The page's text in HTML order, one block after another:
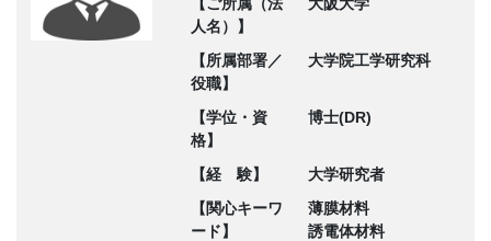
人名）】
【所属部署／
役職】
大学院工学研究科
【学位・資
格】
博士(DR)
【経 験】
大学研究者
【関心キーワ
ード】
薄膜材料
誘電体材料